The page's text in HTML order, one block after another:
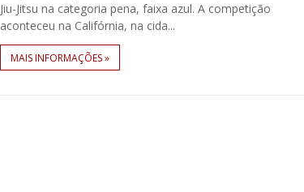
Jiu-Jitsu na categoria pena, faixa azul. A competição
aconteceu na Califórnia, na cida...
MAIS INFORMAÇÕES »